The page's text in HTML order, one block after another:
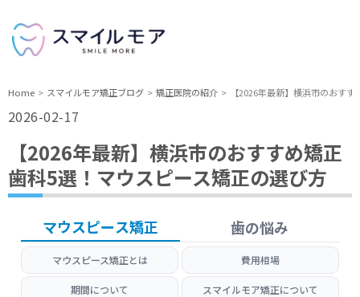
Home スマイルモア矯正ブログ 矯正医院の紹介 【2026年最新】横浜市のおす
2026-02-17
【2026年最新】横浜市のおすすめ矯正
歯科5選！マウスピース矯正の選び方
マウスピース矯正 歯の悩み
マウスピース矯正とは 費用相場
期間について スマイルモア矯正について